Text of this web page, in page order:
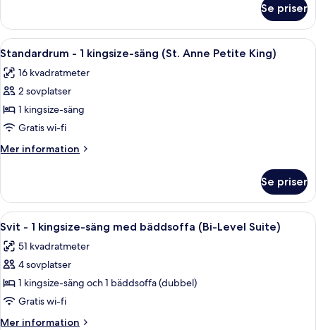
-
balkong
(Loft
Suite
King
with
Large
Balcony)
-
kingsize-
med
bäddsoffa
balkong
(Loft
King
Se priser
Öppna
alla
foton
för
Standardrum
-
1
kingsize-
(St.
Anne
Petite
King)
En snyggt bäddad säng med en
4
Standardrum - 1 kingsize-säng (St. Anne Petite King)
16 kvadratmeter
2 sovplatser
1 kingsize-säng
Gratis wi-fi
Mer information
Mer
-
kingsize-
(St.
Anne
King)
Se priser
Öppna
alla
foton
för
Svit
-
1
Ett hotellrum med en stor säng, en
7
Svit - 1 kingsize-säng med bäddsoffa (Bi-Level Suite)
51 kvadratmeter
4 sovplatser
1 kingsize-säng och 1 bäddsoffa (dubbel)
Gratis wi-fi
Mer information
Mer